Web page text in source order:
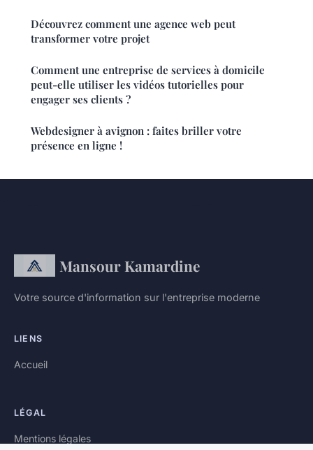
Découvrez comment une agence web peut
transformer votre projet
Comment une entreprise de services à domicile
peut-elle utiliser les vidéos tutorielles pour
engager ses clients ?
Webdesigner à avignon : faites briller votre
présence en ligne !
Mansour Kamardine
Votre source d'information sur l'entreprise moderne
LIENS
Accueil
LÉGAL
Mentions légales